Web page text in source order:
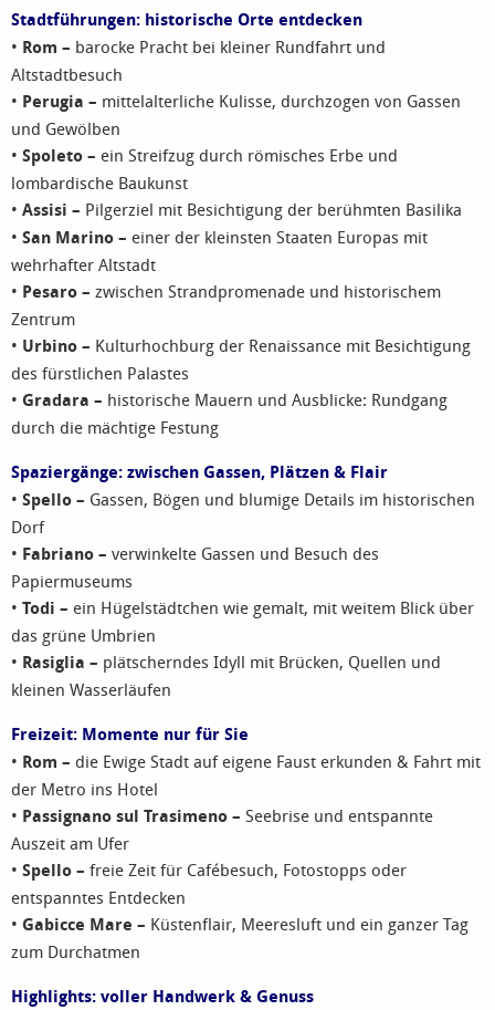
Stadtführungen: historische Orte entdecken
• Rom – barocke Pracht bei kleiner Rundfahrt und
Altstadtbesuch
• Perugia – mittelalterliche Kulisse, durchzogen von Gassen
und Gewölben
• Spoleto – ein Streifzug durch römisches Erbe und
lombardische Baukunst
• Assisi – Pilgerziel mit Besichtigung der berühmten Basilika
• San Marino – einer der kleinsten Staaten Europas mit
wehrhafter Altstadt
• Pesaro – zwischen Strandpromenade und historischem
Zentrum
• Urbino – Kulturhochburg der Renaissance mit Besichtigung
des fürstlichen Palastes
• Gradara – historische Mauern und Ausblicke: Rundgang
durch die mächtige Festung
Spaziergänge: zwischen Gassen, Plätzen & Flair
• Spello – Gassen, Bögen und blumige Details im historischen
Dorf
• Fabriano – verwinkelte Gassen und Besuch des
Papiermuseums
• Todi – ein Hügelstädtchen wie gemalt, mit weitem Blick über
das grüne Umbrien
• Rasiglia – plätscherndes Idyll mit Brücken, Quellen und
kleinen Wasserläufen
Freizeit: Momente nur für Sie
• Rom – die Ewige Stadt auf eigene Faust erkunden & Fahrt mit
der Metro ins Hotel
• Passignano sul Trasimeno – Seebrise und entspannte
Auszeit am Ufer
• Spello – freie Zeit für Cafébesuch, Fotostopps oder
entspanntes Entdecken
• Gabicce Mare – Küstenflair, Meeresluft und ein ganzer Tag
zum Durchatmen
Highlights: voller Handwerk & Genuss